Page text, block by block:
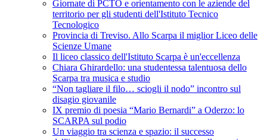
Giornate di PCTO e orientamento con le aziende del
territorio per gli studenti dell'Istituto Tecnico
Tecnologico
Provincia di Treviso. Allo Scarpa il miglior Liceo delle
Scienze Umane
Il liceo classico dell'Istituto Scarpa è un'eccellenza
Chiara Ghirardello: una studentessa talentuosa dello
Scarpa tra musica e studio
“Non tagliare il filo… sciogli il nodo” incontro sul
disagio giovanile
IX premio di poesia “Mario Bernardi” a Oderzo: lo
SCARPA sul podio
Un viaggio tra scienza e spazio: il successo